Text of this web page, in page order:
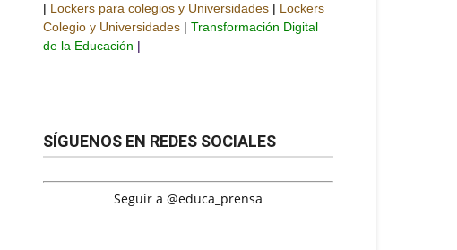
| Lockers para colegios y Universidades | Lockers
Colegio y Universidades | Transformación Digital
de la Educación |
SÍGUENOS EN REDES SOCIALES
Seguir a @educa_prensa